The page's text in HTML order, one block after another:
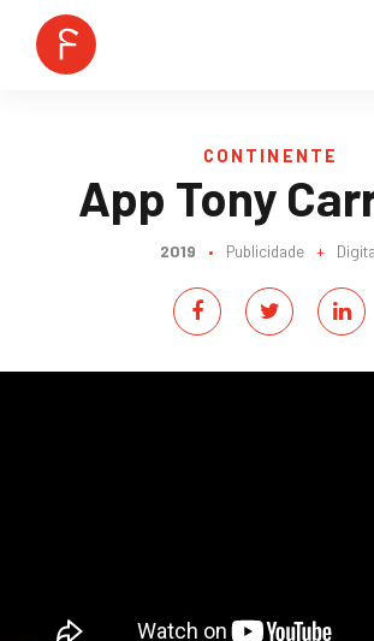
CONTINENTE
App Tony
2019 • Publicidade +